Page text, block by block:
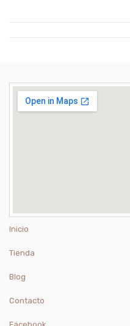
Inicio
Tienda
Blog
Contacto